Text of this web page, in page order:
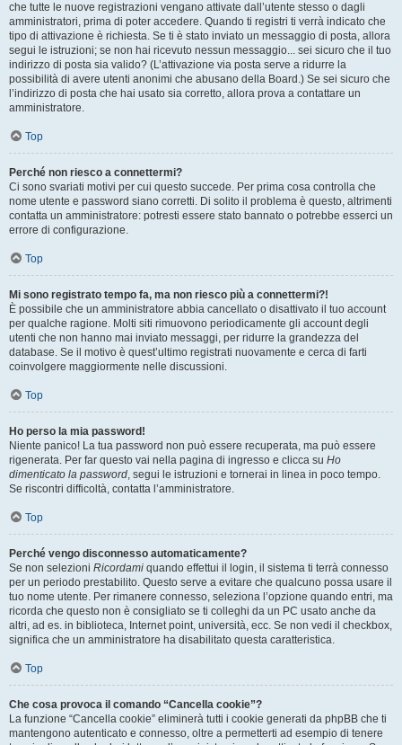
che tutte le nuove registrazioni vengano attivate dall’utente stesso o dagli
amministratori, prima di poter accedere. Quando ti registri ti verrà indicato che
tipo di attivazione è richiesta. Se ti è stato inviato un messaggio di posta, allora
segui le istruzioni; se non hai ricevuto nessun messaggio... sei sicuro che il tuo
indirizzo di posta sia valido? (L’attivazione via posta serve a ridurre la
possibilità di avere utenti anonimi che abusano della Board.) Se sei sicuro che
l’indirizzo di posta che hai usato sia corretto, allora prova a contattare un
amministratore.
Top
Perché non riesco a connettermi?
Ci sono svariati motivi per cui questo succede. Per prima cosa controlla che
nome utente e password siano corretti. Di solito il problema è questo, altrimenti
contatta un amministratore: potresti essere stato bannato o potrebbe esserci un
errore di configurazione.
Top
Mi sono registrato tempo fa, ma non riesco più a connettermi?!
È possibile che un amministratore abbia cancellato o disattivato il tuo account
per qualche ragione. Molti siti rimuovono periodicamente gli account degli
utenti che non hanno mai inviato messaggi, per ridurre la grandezza del
database. Se il motivo è quest’ultimo registrati nuovamente e cerca di farti
coinvolgere maggiormente nelle discussioni.
Top
Ho perso la mia password!
Niente panico! La tua password non può essere recuperata, ma può essere
rigenerata. Per far questo vai nella pagina di ingresso e clicca su Ho
dimenticato la password, segui le istruzioni e tornerai in linea in poco tempo.
Se riscontri difficoltà, contatta l’amministratore.
Top
Perché vengo disconnesso automaticamente?
Se non selezioni Ricordami quando effettui il login, il sistema ti terrà connesso
per un periodo prestabilito. Questo serve a evitare che qualcuno possa usare il
tuo nome utente. Per rimanere connesso, seleziona l’opzione quando entri, ma
ricorda che questo non è consigliato se ti colleghi da un PC usato anche da
altri, ad es. in biblioteca, Internet point, università, ecc. Se non vedi il checkbox,
significa che un amministratore ha disabilitato questa caratteristica.
Top
Che cosa provoca il comando “Cancella cookie”?
La funzione “Cancella cookie” eliminerà tutti i cookie generati da phpBB che ti
mantengono autenticato e connesso, oltre a permetterti ad esempio di tenere